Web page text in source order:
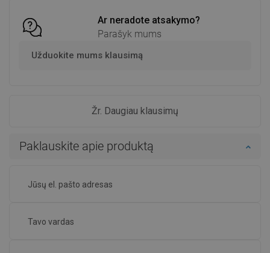
Ar neradote atsakymo?
Parašyk mums
Užduokite mums klausimą
Žr. Daugiau klausimų
Paklauskite apie produktą